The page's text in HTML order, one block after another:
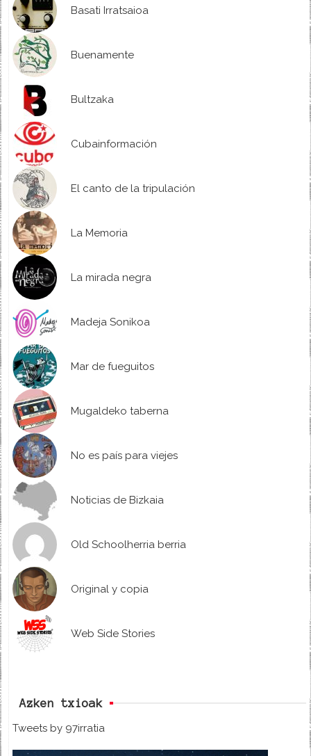
Basati Irratsaioa
Buenamente
Bultzaka
Cubainformación
El canto de la tripulación
La Memoria
La mirada negra
Madeja Sonikoa
Mar de fueguitos
Mugaldeko taberna
No es país para viejes
Noticias de Bizkaia
Old Schoolherria berria
Original y copia
Web Side Stories
Azken txioak
Tweets by 97irratia